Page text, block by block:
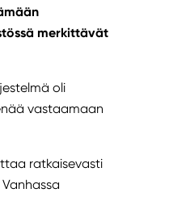
merkittävät
oli
vastaamaan
ratkaisevasti